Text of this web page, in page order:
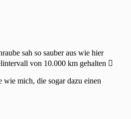
sah so sauber aus wie hier
von 10.000 km gehalten 
wie mich, die sogar dazu einen